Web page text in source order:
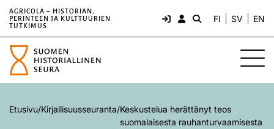
AGRICOLA – HISTORIAN,
PERINTEEN JA KULTTUURIEN
TUTKIMUS
FI SV EN
Etusivu/Kirjallisuusseuranta/Keskustelua herättänyt teos
suomalaisesta rauhanturvaamisesta